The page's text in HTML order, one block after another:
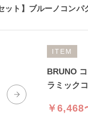
ト】ブルーノコンパ
ITEM
BRUNO
ラミック
￥6,468